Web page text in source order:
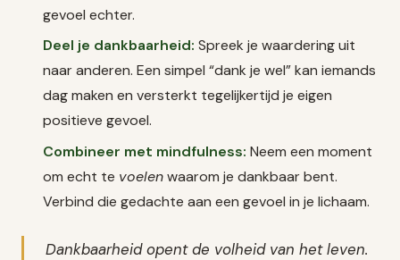
gevoel echter.
Deel je dankbaarheid: Spreek je waardering uit
naar anderen. Een simpel “dank je wel” kan iemands
dag maken en versterkt tegelijkertijd je eigen
positieve gevoel.
Combineer met mindfulness: Neem een moment
om echt te voelenwaarom je dankbaar bent.
Verbind die gedachte aan een gevoel in je lichaam.
Dankbaarheid opent de volheid van het leven.